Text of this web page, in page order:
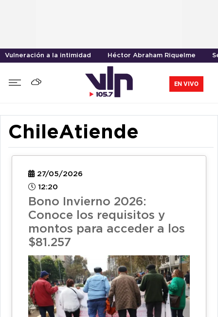
Vulneración a la intimidad Héctor Abraham Riquelme
EN VIVO
ChileAtiende
27/05/2026
12:20
Bono Invierno 2026:
Conoce los requisitos y
montos para acceder a los
$81.257